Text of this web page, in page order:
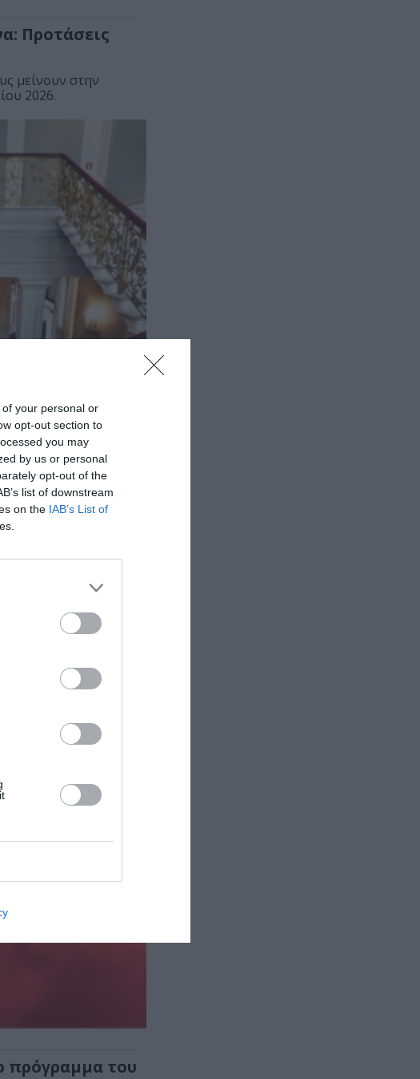
your personal or
opt-out section to
you may
by us or personal
opt-out of the
list of downstream
on the IAB’s List of
Προτάσεις
μείνουν στην
2026.
& Δημιουργίας
πρόγραμμα του